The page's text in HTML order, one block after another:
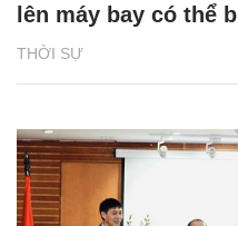
THỜI SỰ
lên máy bay có thể